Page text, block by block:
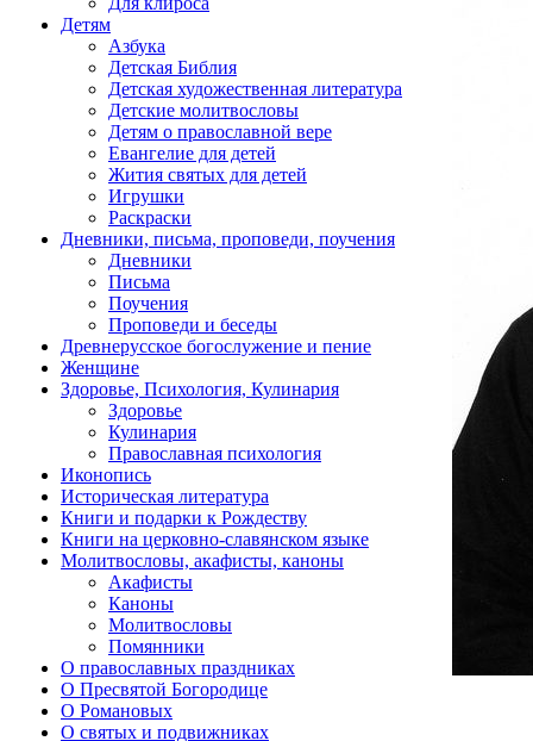
Детям
Азбука
Детская Библия
Детская художественная литература
Детские молитвословы
Детям о православной вере
Евангелие для детей
Жития святых для детей
Игрушки
Раскраски
Дневники, письма, проповеди, поучения
Дневники
Письма
Поучения
Проповеди и беседы
Древнерусское богослужение и пение
Женщине
Здоровье, Психология, Кулинария
Здоровье
Кулинария
Православная психология
Иконопись
Историческая литература
Книги и подарки к Рождеству
Книги на церковно-славянском языке
Молитвословы, акафисты, каноны
Акафисты
Каноны
Молитвословы
Помянники
О православных праздниках
О Пресвятой Богородице
О Романовых
О святых и подвижниках